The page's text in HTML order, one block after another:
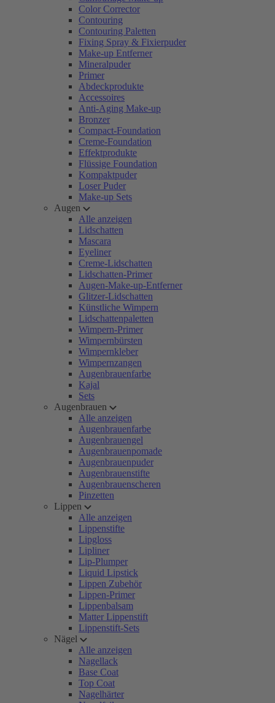
Color Corrector
Contouring
Contouring Paletten
Fixing Spray & Fixierpuder
Make-up Entferner
Mineralpuder
Primer
Abdeckprodukte
Accessoires
Anti-Aging Make-up
Bronzer
Compact-Foundation
Creme-Foundation
Effektprodukte
Flüssige Foundation
Kompaktpuder
Loser Puder
Make-up Sets
Augen
Alle anzeigen
Lidschatten
Mascara
Eyeliner
Creme-Lidschatten
Lidschatten-Primer
Augen-Make-up-Entferner
Glitzer-Lidschatten
Künstliche Wimpern
Lidschattenpaletten
Wimpern-Primer
Wimpernbürsten
Wimpernkleber
Wimpernzangen
Augenbrauenfarbe
Kajal
Sets
Augenbrauen
Alle anzeigen
Augenbrauenfarbe
Augenbrauengel
Augenbrauenpomade
Augenbrauenpuder
Augenbrauenstifte
Augenbrauenscheren
Pinzetten
Lippen
Alle anzeigen
Lippenstifte
Lipgloss
Lipliner
Lip-Plumper
Liquid Lipstick
Lippen Zubehör
Lippen-Primer
Lippenbalsam
Matter Lippenstift
Lippenstift-Sets
Nägel
Alle anzeigen
Nagellack
Base Coat
Top Coat
Nagelhärter